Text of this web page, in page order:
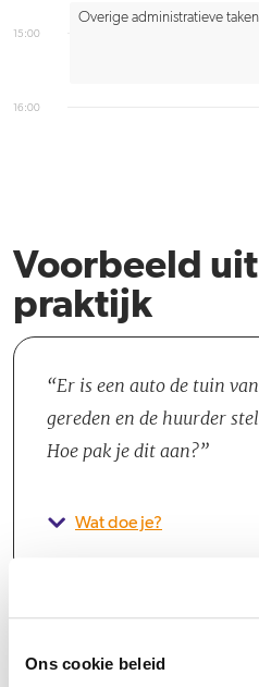
Ons cookie beleid
15:00
16:00
Overige administratieve taken
Voorbeeld
praktijk
Er is een auto de tuin
gereden en de huurder
Hoe pak je dit aan?
Wat doe je?